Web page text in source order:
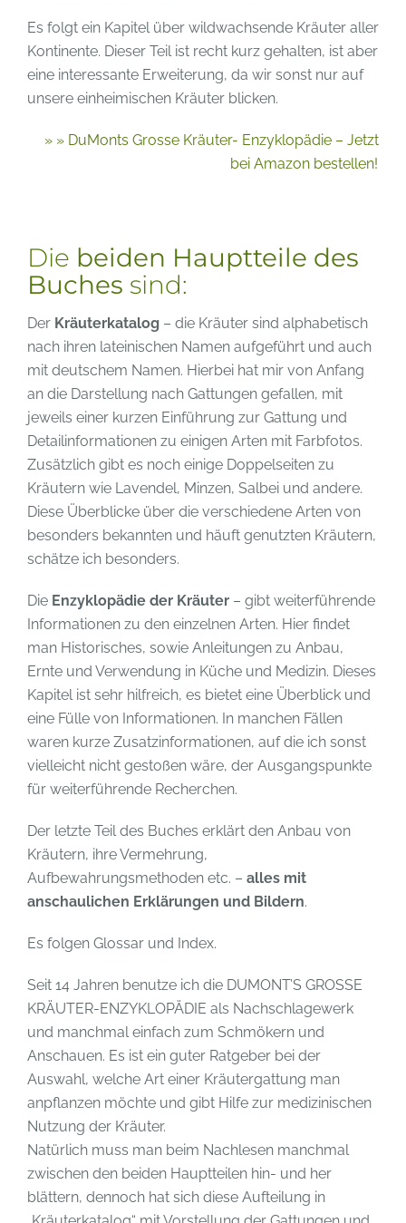
Es folgt ein Kapitel über wildwachsende Kräuter aller
Kontinente. Dieser Teil ist recht kurz gehalten, ist aber
eine interessante Erweiterung, da wir sonst nur auf
unsere einheimischen Kräuter blicken.
» » DuMonts Grosse Kräuter- Enzyklopädie – Jetzt
bei Amazon bestellen!
Die beiden Hauptteile des
Buches sind:
Der Kräuterkatalog – die Kräuter sind alphabetisch
nach ihren lateinischen Namen aufgeführt und auch
mit deutschem Namen. Hierbei hat mir von Anfang
an die Darstellung nach Gattungen gefallen, mit
jeweils einer kurzen Einführung zur Gattung und
Detailinformationen zu einigen Arten mit Farbfotos.
Zusätzlich gibt es noch einige Doppelseiten zu
Kräutern wie Lavendel, Minzen, Salbei und andere.
Diese Überblicke über die verschiedene Arten von
besonders bekannten und häuft genutzten Kräutern,
schätze ich besonders.
Die Enzyklopädie der Kräuter – gibt weiterführende
Informationen zu den einzelnen Arten. Hier findet
man Historisches, sowie Anleitungen zu Anbau,
Ernte und Verwendung in Küche und Medizin. Dieses
Kapitel ist sehr hilfreich, es bietet eine Überblick und
eine Fülle von Informationen. In manchen Fällen
waren kurze Zusatzinformationen, auf die ich sonst
vielleicht nicht gestoßen wäre, der Ausgangspunkte
für weiterführende Recherchen.
Der letzte Teil des Buches erklärt den Anbau von
Kräutern, ihre Vermehrung,
Aufbewahrungsmethoden etc. – alles mit
anschaulichen Erklärungen und Bildern.
Es folgen Glossar und Index.
Seit 14 Jahren benutze ich die DUMONT’S GROSSE
KRÄUTER-ENZYKLOPÄDIE als Nachschlagewerk
und manchmal einfach zum Schmökern und
Anschauen. Es ist ein guter Ratgeber bei der
Auswahl, welche Art einer Kräutergattung man
anpflanzen möchte und gibt Hilfe zur medizinischen
Nutzung der Kräuter.
Natürlich muss man beim Nachlesen manchmal
zwischen den beiden Hauptteilen hin- und her
blättern, dennoch hat sich diese Aufteilung in